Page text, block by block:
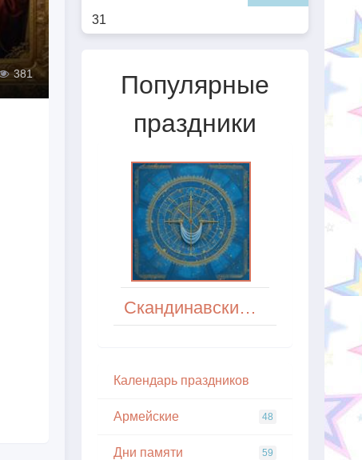
381
31
Популярные
праздники
Скандинавский Новый год (Зимние ночи)
Кaлeндapь пpaздникoв
Армейские 48
Дни памяти 59